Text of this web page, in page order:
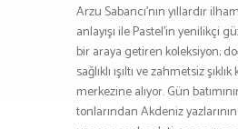
Arzu Sabancı’nın yıllardır
anlayışı ile Pastel’in yenilikçi
bir araya getiren koleksiyon;
sağlıklı ışıltı ve zahmetsiz
merkezine alıyor. Gün
tonlarından Akdeniz